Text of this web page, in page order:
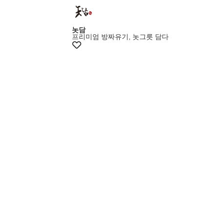
멤버스20%쿠폰
놋담
프리미엄 방짜유기, 놋그릇 담다